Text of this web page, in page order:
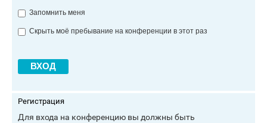
Запомнить меня
Скрыть моё пребывание на конференции в этот раз
Регистрация
Для входа на конференцию вы должны быть